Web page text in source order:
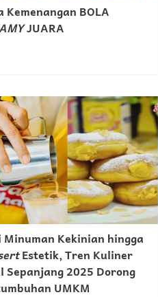
Kemenangan BOLA
JUARA
Minuman Kekinian hingga
Estetik, Tren Kuliner
Sepanjang 2025 Dorong
UMKM